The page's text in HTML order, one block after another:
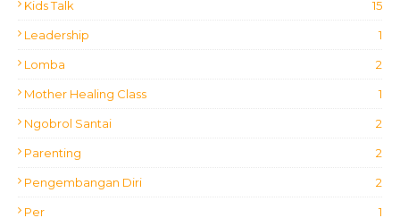
Kids Talk 15
Leadership 1
Lomba 2
Mother Healing Class 1
Ngobrol Santai 2
Parenting 2
Pengembangan Diri 2
Per 1